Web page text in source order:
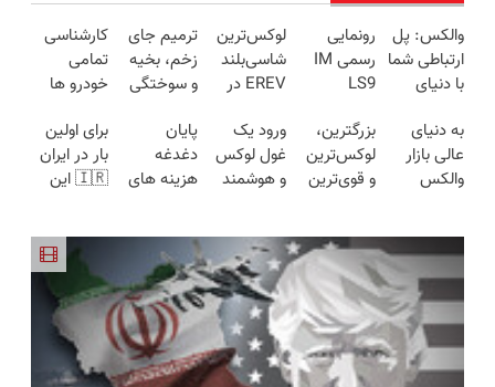
والکس: پل
ارتباطی شما
با دنیای
دیجیتال
رونمایی
رسمی IM
LS9
EREV در
ایران
لوکس‌ترین
شاسی‌بلند
EREV در
نیکا موتور
رونمایی
شد!
ترمیم جای
زخم، بخیه
و سوختگی
هفته!!😍
کارشناسی
تمامی
خودرو ها
1,500,000
تومان
به دنیای
عالی بازار
والکس
را آغاز کنید!
بزرگترین،
لوکس‌ترین
و قوی‌ترین
در ایران
رونمایی شد
ورود یک
غول لوکس
و هوشمند
رونمایی شد
پایان
دغدغه
هزینه های
پک سفید
کننده
خانگی
برای اولین
بار در ایران
🇮🇷 این
23 روزه
ساخت!